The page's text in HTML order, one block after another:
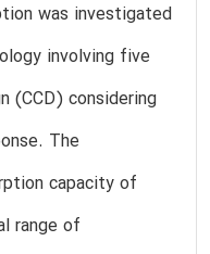
was investigated
involving five
(CCD) considering
The
capacity of
range of